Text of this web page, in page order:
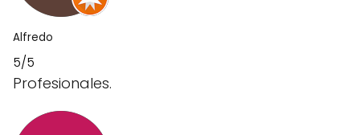
Alfredo
5/5
Profesionales.